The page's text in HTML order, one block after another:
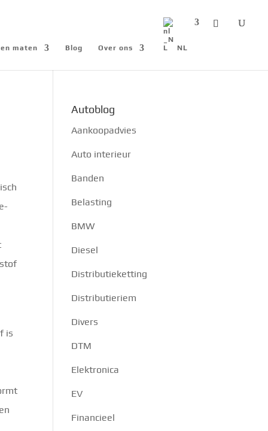
maten Blog Over ons NL
is
Autoblog
Aankoopadvies
Auto interieur
Banden
Belasting
BMW
Diesel
Distributieketting
Distributieriem
Divers
DTM
Elektronica
EV
Financieel